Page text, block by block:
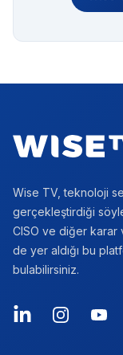
Wise TV, teknoloji
gerçekleştirdiği
CISO ve diğer karar
de yer aldığı bu
bulabilirsiniz.
LinkedInInstagram